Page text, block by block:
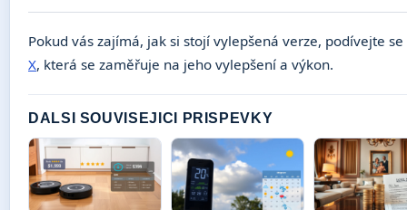
Pokud vás zajímá, jak si stojí vylepšená verze, podívejte
X, která se zaměřuje na jeho vylepšení a výkon.
DALSI SOUVISEJICI PRISPEVKY